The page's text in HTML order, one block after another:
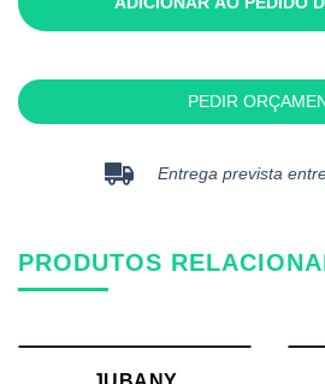
PEDIR
Entrega prevista
PRODUTOS